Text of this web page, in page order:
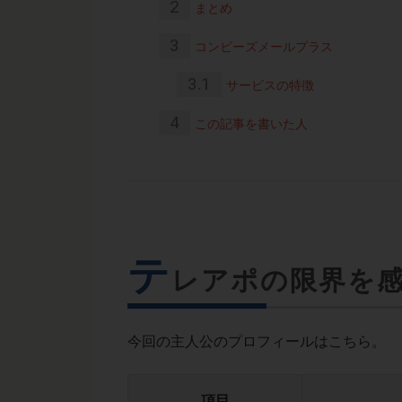
まとめ
コンビーズメールプラス
サービスの特徴
この記事を書いた人
テ レアポの限界を
今回の主人公のプロフィールはこちら。